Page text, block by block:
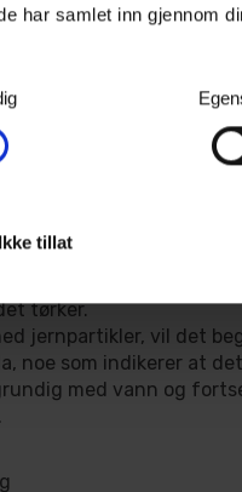
har samlet inn gjennom
Ikke tillat
fra lakken.
kan brukes på:
og bremseskiver
Rust Remover:
før du vasker bilen.
overflaten og la det
tørker.
jernpartikler, vil det
noe som indikerer at
med vann og